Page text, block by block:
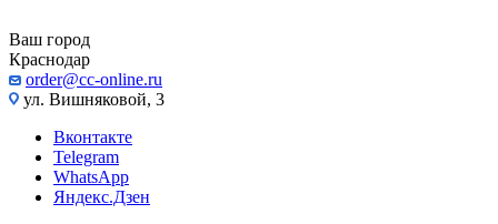
Ваш город
Краснодар
order@cc-online.ru
ул. Вишняковой, 3
Вконтакте
Telegram
WhatsApp
Яндекс.Дзен